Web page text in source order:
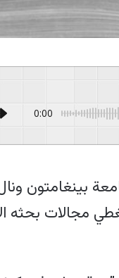
0:00
من الهولوكوست في نيويورك عام 1953. تخرج من
مجالات بحثه